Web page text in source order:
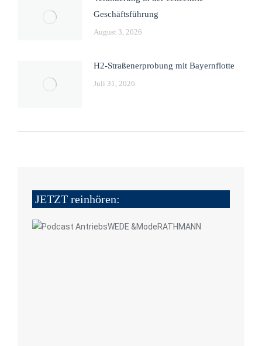
Geschäftsführung
August 3, 2026
H2-Straßenerprobung mit Bayernflotte
Juli 31, 2026
JETZT reinhören: